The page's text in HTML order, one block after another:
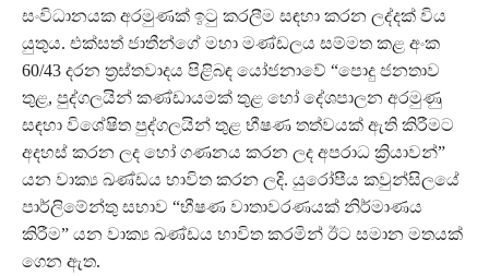
සංවිධානයක අරමුණක් ඉටු කරලීම සඳහා කරන ලද්දක් විය
යුතුය. එක්සත් ජාතීන්ගේ මහා මණ්ඩලය සම්මත කළ අංක
60/43 දරන ත්‍රස්තවාදය පිළිබඳ යෝජනාවේ “පොදු ජනතාව
තුළ, පුද්ගලයින් කණ්ඩායමක් තුළ හෝ දේශපාලන අරමුණු
සඳහා විශේෂිත පුද්ගලයින් තුළ භීෂණ තත්වයක් ඇති කිරීමට
අදහස් කරන ලද හෝ ගණනය කරන ලද අපරාධ ක්‍රියාවන්”‍
යන වාක්‍ය ඛණ්ඩය භාවිත කරන ලදි. යුරෝපීය කවුන්සිලයේ
පාර්ලිමේන්තු සභාව “භීෂණ වාතාවරණයක් නිර්මාණය
කිරීම”‍ යන වාක්‍ය ඛණ්ඩය භාවිත කරමින් ඊට සමාන මතයක්
ගෙන ඇත.